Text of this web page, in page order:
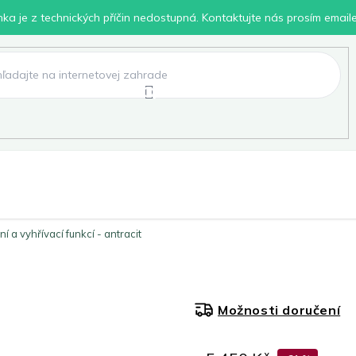
je z technických příčin nedostupná. Kontaktujte nás prosím
a vyhřívací funkcí - antracit
Možnosti doručení